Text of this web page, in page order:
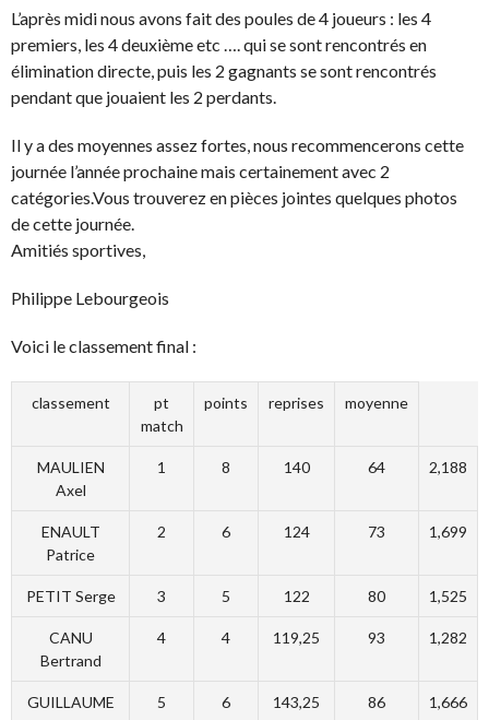
L’après midi nous avons fait des poules de 4 joueurs : les 4
premiers, les 4 deuxième etc …. qui se sont rencontrés en
élimination directe, puis les 2 gagnants se sont rencontrés
pendant que jouaient les 2 perdants.
Il y a des moyennes assez fortes, nous recommencerons cette
journée l’année prochaine mais certainement avec 2
catégories.Vous trouverez en pièces jointes quelques photos
de cette journée.
Amitiés sportives,
Philippe Lebourgeois
Voici le classement final :
classement
pt
match
points reprises moyenne
MAULIEN
Axel
1 8 140 64 2,188
ENAULT
Patrice
2 6 124 73 1,699
PETIT Serge 3 5 122 80 1,525
CANU
Bertrand
4 4 119,25 93 1,282
GUILLAUME
5 6 143,25 86 1,666